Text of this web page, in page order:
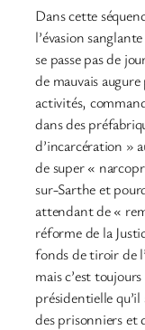
Dans cette
l’évasion
se passe pas de
de mauvais
activités,
dans des
d’incarcération »
de super «
sur-Sarthe et
attendant de «
réforme de la
fonds de tiroir de
mais c’est
présidentielle
des prisonniers et